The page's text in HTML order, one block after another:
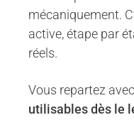
mécaniquement.
active, étape par
réels.
Vous repartez
utilisables dès le